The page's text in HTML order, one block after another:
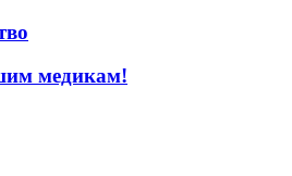
медикам!